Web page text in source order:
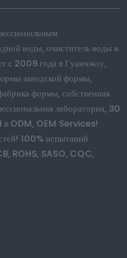
воды, очиститель воды и
с 2009 года в Гуанчжоу,
заводской формы,
формы, собственная
лаборатория, 30
ODM, OEM Services!
100% испытаний
ROHS, SASO, CQC,